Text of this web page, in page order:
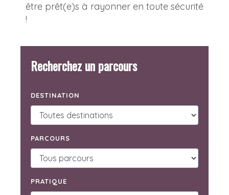
être prêt(e)s à rayonner en toute sécurité
!
Recherchez un parcours
DESTINATION
PARCOURS
PRATIQUE